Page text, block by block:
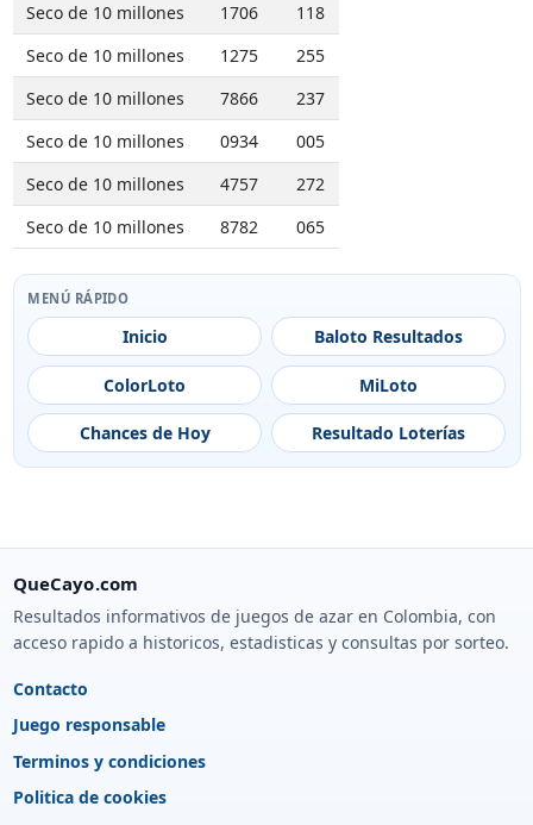
Seco de 10 millones
1706
118
Seco de 10 millones
1275
255
Seco de 10 millones
7866
237
Seco de 10 millones
0934
005
Seco de 10 millones
4757
272
Seco de 10 millones
8782 065
MENÚ RÁPIDO
Inicio Baloto Resultados
ColorLoto MiLoto
Chances de Hoy Resultado Loterías
QueCayo.com
Resultados informativos de juegos de azar en Colombia, con
acceso rapido a historicos, estadisticas y consultas por sorteo.
Contacto
Juego responsable
Terminos y condiciones
Politica de cookies